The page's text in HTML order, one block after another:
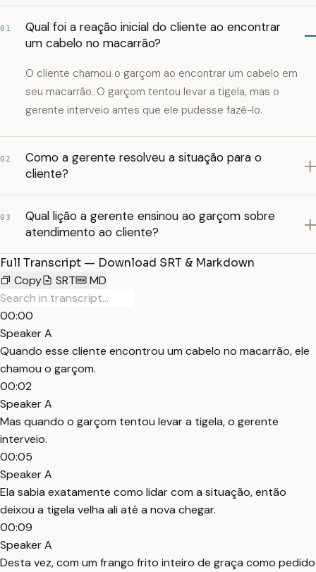
01
Qual foi a reação inicial do cliente ao encontrar
um cabelo no macarrão?
O cliente chamou o garçom ao encontrar um cabelo em
seu macarrão. O garçom tentou levar a tigela, mas o
gerente interveio antes que ele pudesse fazê-lo.
02
Como a gerente resolveu a situação para o
cliente?
03
Qual lição a gerente ensinou ao garçom sobre
atendimento ao cliente?
Full Transcript — Download SRT & Markdown
Copy
SRT MD
00:00
Speaker A
Quando esse cliente encontrou um cabelo no macarrão, ele
chamou o garçom.
00:02
Speaker A
Mas quando o garçom tentou levar a tigela, o gerente
interveio.
00:05
Speaker A
Ela sabia exatamente como lidar com a situação, então
deixou a tigela velha ali até a nova chegar.
00:09
Speaker A
Desta vez, com um frango frito inteiro de graça como pedido